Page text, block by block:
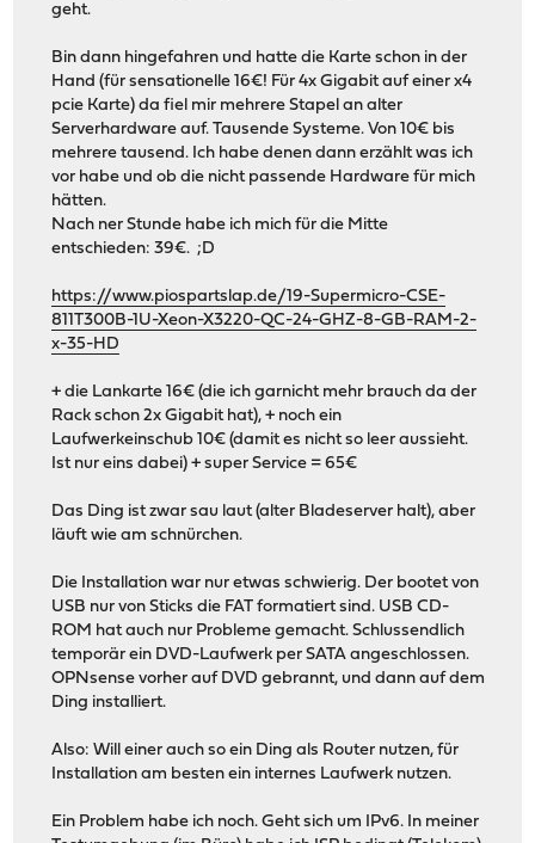
geht.
Bin dann hingefahren und hatte die Karte schon in der
Hand (für sensationelle 16€! Für 4x Gigabit auf einer x4
pcie Karte) da fiel mir mehrere Stapel an alter
Serverhardware auf. Tausende Systeme. Von 10€ bis
mehrere tausend. Ich habe denen dann erzählt was ich
vor habe und ob die nicht passende Hardware für mich
hätten.
Nach ner Stunde habe ich mich für die Mitte
entschieden: 39€. ;D
https://www.piospartslap.de/19-Supermicro-CSE-
811T300B-1U-Xeon-X3220-QC-24-GHZ-8-GB-RAM-2-
x-35-HD
+ die Lankarte 16€ (die ich garnicht mehr brauch da der
Rack schon 2x Gigabit hat), + noch ein
Laufwerkeinschub 10€ (damit es nicht so leer aussieht.
Ist nur eins dabei) + super Service = 65€
Das Ding ist zwar sau laut (alter Bladeserver halt), aber
läuft wie am schnürchen.
Die Installation war nur etwas schwierig. Der bootet von
USB nur von Sticks die FAT formatiert sind. USB CD-
ROM hat auch nur Probleme gemacht. Schlussendlich
temporär ein DVD-Laufwerk per SATA angeschlossen.
OPNsense vorher auf DVD gebrannt, und dann auf dem
Ding installiert.
Also: Will einer auch so ein Ding als Router nutzen, für
Installation am besten ein internes Laufwerk nutzen.
Ein Problem habe ich noch. Geht sich um IPv6. In meiner